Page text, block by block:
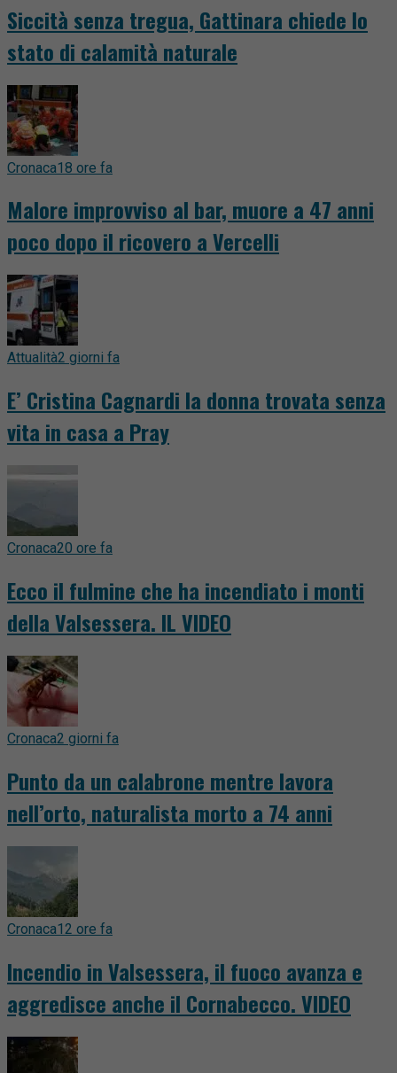
Siccità senza tregua, Gattinara chiede lo
stato di calamità naturale
Cronaca18 ore fa
Malore improvviso al bar, muore a 47 anni
poco dopo il ricovero a Vercelli
Attualità2 giorni fa
E’ Cristina Cagnardi la donna trovata senza
vita in casa a Pray
Cronaca20 ore fa
Ecco il fulmine che ha incendiato i monti
della Valsessera. IL VIDEO
Cronaca2 giorni fa
Punto da un calabrone mentre lavora
nell’orto, naturalista morto a 74 anni
Cronaca12 ore fa
Incendio in Valsessera, il fuoco avanza e
aggredisce anche il Cornabecco. VIDEO